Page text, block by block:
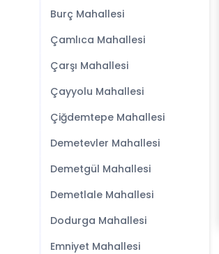
Burç Mahallesi
Çamlıca Mahallesi
Çarşı Mahallesi
Çayyolu Mahallesi
Çiğdemtepe Mahallesi
Demetevler Mahallesi
Demetgül Mahallesi
Demetlale Mahallesi
Dodurga Mahallesi
Emniyet Mahallesi